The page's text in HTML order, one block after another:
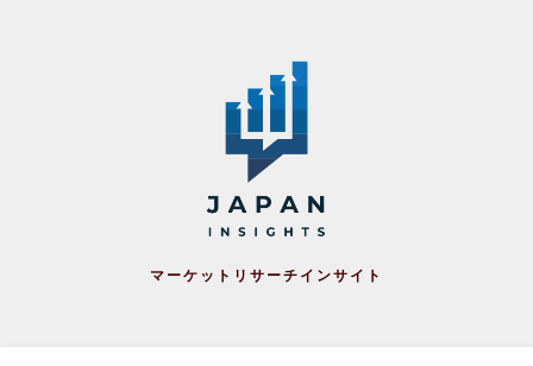
マーケットリサーチインサイト